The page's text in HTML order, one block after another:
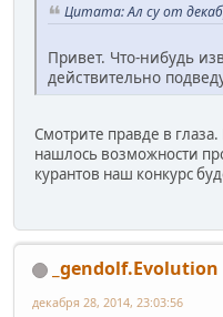
Цитата: Ал су от
Привет. Что-нибудь
действительно
Смотрите правде в глаза.
нашлось возможности
курантов наш конкурс
_gendolf.Evolution
декабря 28, 2014, 23:03:56